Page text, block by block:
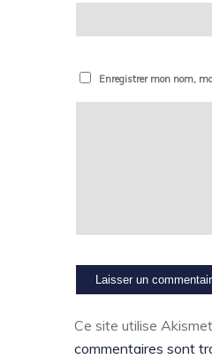
Enregistrer mon nom,
Ce site utilise
commentaires sont